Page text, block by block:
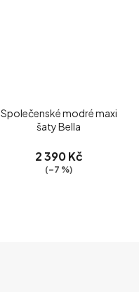
Společenské modré maxi
šaty Bella
2 390 Kč
(–7 %)